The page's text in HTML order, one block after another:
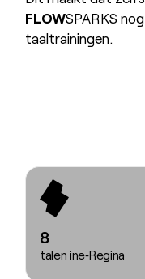
FLOWSPARKS
taaltrainingen.
8
talen ine‑Regina